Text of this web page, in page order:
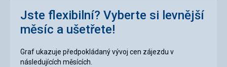
Jste flexibilní? Vyberte si levnější
měsíc a ušetřete!
Graf ukazuje předpokládaný vývoj cen zájezdu v
následujících měsících.